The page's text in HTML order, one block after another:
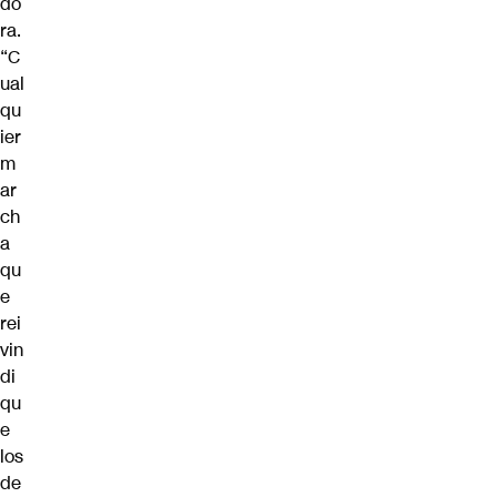
ra.
“C
ual
qu
ier
m
ar
ch
a
qu
e
rei
vin
di
qu
e
los
de